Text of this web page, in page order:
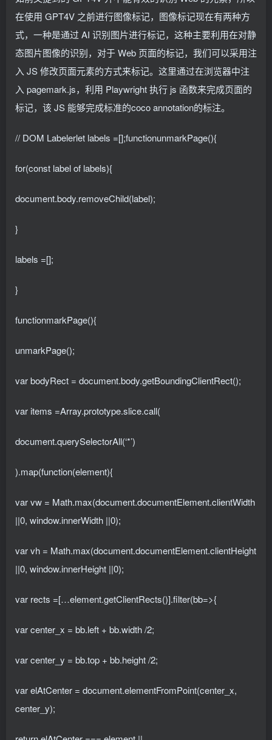
在使用 GPT4V 之前进行图像标记，图像标记现在有两种方
式，一种是通过 AI 识别图片进行标记，这种主要利用在对静
态图片图像的识别，对于 Web 页面的标记，我们可以采用注
入 JS 修改页面元素的方式来标记。这里通过在浏览器中注
入 pagemark.js，利用 Playwright 执行 js 函数来完成页面的
标记，该 JS 能够完成标准的coco annotation的标注。
// DOM Labelerlet labels =[];functionunmarkPage(){
for(const label of labels){
document.body.removeChild(label);
}
labels =[];
}
functionmarkPage(){
unmarkPage();
var bodyRect = document.body.getBoundingClientRect();
var items =Array.prototype.slice.call(
document.querySelectorAll(‘*’)
).map(function(element){
var vw = Math.max(document.documentElement.clientWidth
||0, window.innerWidth ||0);
var vh = Math.max(document.documentElement.clientHeight
||0, window.innerHeight ||0);
var rects =[…element.getClientRects()].filter(bb=>{
var center_x = bb.left + bb.width /2;
var center_y = bb.top + bb.height /2;
var elAtCenter = document.elementFromPoint(center_x,
center_y);